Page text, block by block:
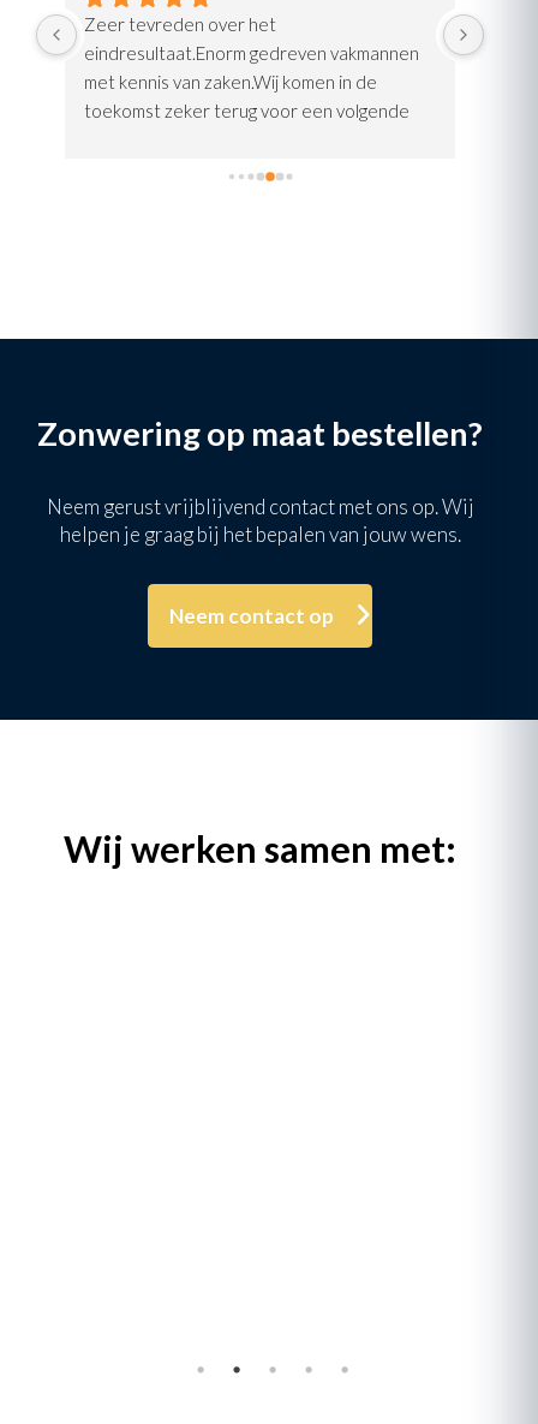
Zeer tevreden over het
eindresultaat.Enorm gedreven vakmannen
met kennis van zaken.Wij komen in de
toekomst zeker terug voor een volgende
Zonwering op maat bestellen?
Neem gerust vrijblijvend contact met ons op. Wij
helpen je graag bij het bepalen van jouw wens.
Neem contact op
Wij werken samen met: